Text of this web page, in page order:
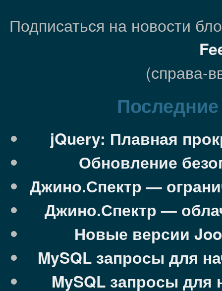
Подписаться на новости
(справа-
jQuery: Плавная
Обновление
Джино.Спектр —
Джино.Спектр —
Новые версии
MySQL запросы для
MySQL запросы